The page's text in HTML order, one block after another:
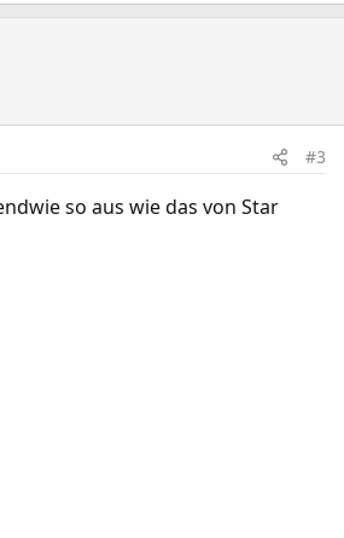
#3
so aus wie das von Star